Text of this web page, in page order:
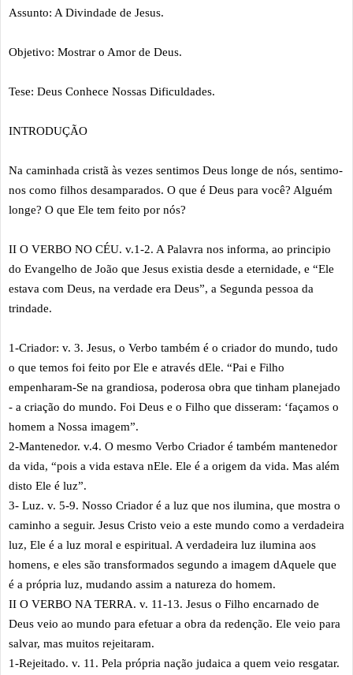
Assunto: A Divindade de Jesus.
Objetivo: Mostrar o Amor de Deus.
Tese: Deus Conhece Nossas Dificuldades.
INTRODUÇÃO
Na caminhada cristã às vezes sentimos Deus longe de nós, sentimo-
nos como filhos desamparados. O que é Deus para você? Alguém
longe? O que Ele tem feito por nós?
II O VERBO NO CÉU. v.1-2. A Palavra nos informa, ao principio
do Evangelho de João que Jesus existia desde a eternidade, e “Ele
estava com Deus, na verdade era Deus”, a Segunda pessoa da
trindade.
1-Criador: v. 3. Jesus, o Verbo também é o criador do mundo, tudo
o que temos foi feito por Ele e através dEle. “Pai e Filho
empenharam-Se na grandiosa, poderosa obra que tinham planejado
- a criação do mundo. Foi Deus e o Filho que disseram: ‘façamos o
homem a Nossa imagem”.
2-Mantenedor. v.4. O mesmo Verbo Criador é também mantenedor
da vida, “pois a vida estava nEle. Ele é a origem da vida. Mas além
disto Ele é luz”.
3- Luz. v. 5-9. Nosso Criador é a luz que nos ilumina, que mostra o
caminho a seguir. Jesus Cristo veio a este mundo como a verdadeira
luz, Ele é a luz moral e espiritual. A verdadeira luz ilumina aos
homens, e eles são transformados segundo a imagem dAquele que
é a própria luz, mudando assim a natureza do homem.
II O VERBO NA TERRA. v. 11-13. Jesus o Filho encarnado de
Deus veio ao mundo para efetuar a obra da redenção. Ele veio para
salvar, mas muitos rejeitaram.
1-Rejeitado. v. 11. Pela própria nação judaica a quem veio resgatar.